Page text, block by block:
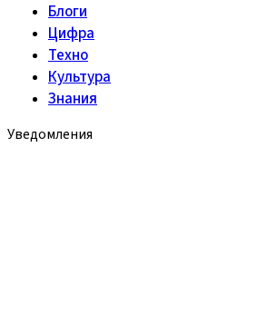
Блоги
Цифра
Техно
Культура
Знания
Уведомления